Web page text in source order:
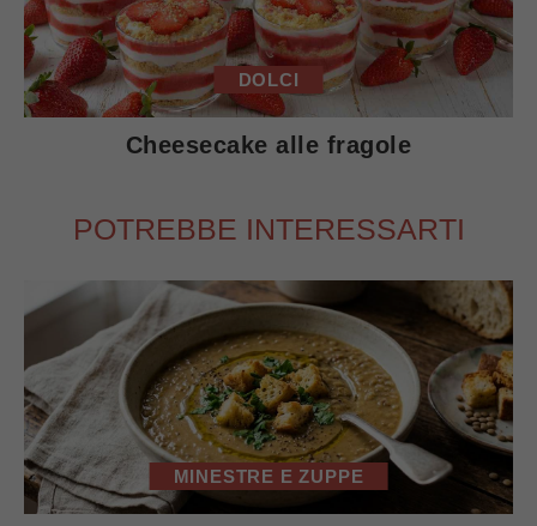
DOLCI
Cheesecake alle fragole
POTREBBE INTERESSARTI
MINESTRE E ZUPPE